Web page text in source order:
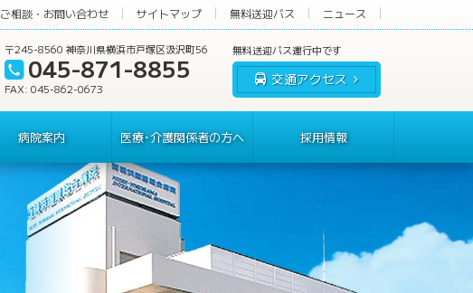
ご相談・お問い合わせ サイトマップ 無料送迎バス ニュース
〒245-8560 神奈川県横浜市戸塚区汲沢町56
045-871-8855
FAX: 045-862-0673
交通アクセス
病院案内 医療･介護関係者の方へ 採用情報